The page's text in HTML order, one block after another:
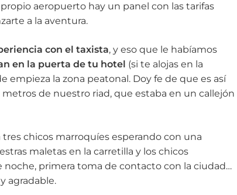
aeropuerto hay un panel con las tarifas
a la aventura.
con el taxista, y eso que le habíamos
en la puerta de tu hotel (si te alojas en la
la zona peatonal. Doy fe de que es así
de nuestro riad, que estaba en un callejón
chicos marroquíes esperando con una
maletas en la carretilla y los chicos
noche, primera toma de contacto con la ciudad…
agradable.